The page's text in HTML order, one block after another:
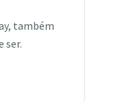
também
ser.